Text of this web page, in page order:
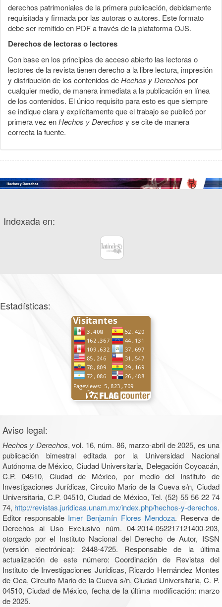
derechos patrimoniales de la primera publicación, debidamente
requisitada y firmada por las autoras o autores. Este formato
debe ser remitido en PDF a través de la plataforma OJS.
Derechos de lectoras o lectores
Con base en los principios de acceso abierto las lectoras o
lectores de la revista tienen derecho a la libre lectura, impresión
y distribución de los contenidos deHechos y Derechos por
cualquier medio, de manera inmediata a la publicación en línea
de los contenidos. El único requisito para esto es que siempre
se indique clara y explícitamente que el trabajo se publicó por
primera vez enHechos y Derechos y se cite de manera
correcta la fuente.
Indexada en:
Estadísticas:
Aviso legal:
Hechos y Derechos, vol. 16, núm. 86, marzo-abril de 2025, es una
publicación bimestral editada por la Universidad Nacional
Autónoma de México, Ciudad Universitaria, Delegación Coyoacán,
C.P. 04510, Ciudad de México, por medio del Instituto de
Investigaciones Jurídicas, Circuito Mario de la Cueva s/n, Ciudad
Universitaria, C.P. 04510, Ciudad de México, Tel. (52) 55 56 22 74
74, http://revistas.juridicas.unam.mx/index.php/hechos-y-derechos.
Editor responsable Imer Benjamín Flores Mendoza. Reserva de
Derechos al Uso Exclusivo núm. 04-2014-052217121400-203,
otorgado por el Instituto Nacional del Derecho de Autor, ISSN
(versión electrónica): 2448-4725. Responsable de la última
actualización de este número: Coordinación de Revistas del
Instituto de Investigaciones Jurídicas, Ricardo Hernández Montes
de Oca, Circuito Mario de la Cueva s/n, Ciudad Universitaria, C. P.
04510, Ciudad de México, fecha de la última modificación: marzo
de 2025.